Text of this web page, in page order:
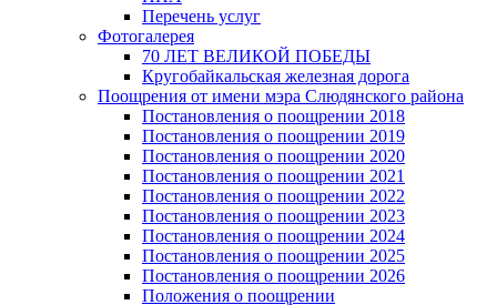
Перечень услуг
Фотогалерея
70 ЛЕТ ВЕЛИКОЙ ПОБЕДЫ
Кругобайкальская железная дорога
Поощрения от имени мэра Слюдянского района
Постановления о поощрении 2018
Постановления о поощрении 2019
Постановления о поощрении 2020
Постановления о поощрении 2021
Постановления о поощрении 2022
Постановления о поощрении 2023
Постановления о поощрении 2024
Постановления о поощрении 2025
Постановления о поощрении 2026
Положения о поощрении